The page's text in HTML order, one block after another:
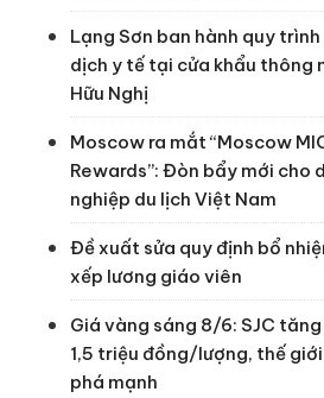
Lạng Sơn ban hành quy trình
dịch y tế tại cửa khẩu thông
Hữu Nghị
Moscow ra mắt “Moscow
Rewards”: Đòn bẩy mới cho
nghiệp du lịch Việt Nam
Đề xuất sửa quy định bổ
xếp lương giáo viên
Giá vàng sáng 8/6: SJC
1,5 triệu đồng/lượng, thế
phá mạnh